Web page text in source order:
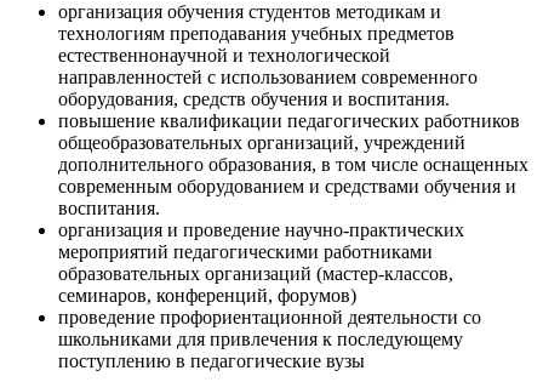
организация обучения студентов методикам и
технологиям преподавания учебных предметов
естественнонаучной и технологической
направленностей с использованием современного
оборудования, средств обучения и воспитания.
повышение квалификации педагогических работников
общеобразовательных организаций, учреждений
дополнительного образования, в том числе оснащенных
современным оборудованием и средствами обучения и
воспитания.
организация и проведение научно-практических
мероприятий педагогическими работниками
образовательных организаций (мастер-классов,
семинаров, конференций, форумов)
проведение профориентационной деятельности со
школьниками для привлечения к последующему
поступлению в педагогические вузы